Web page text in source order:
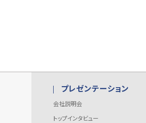
プレゼンテーション
会社説明会
トップインタビュー